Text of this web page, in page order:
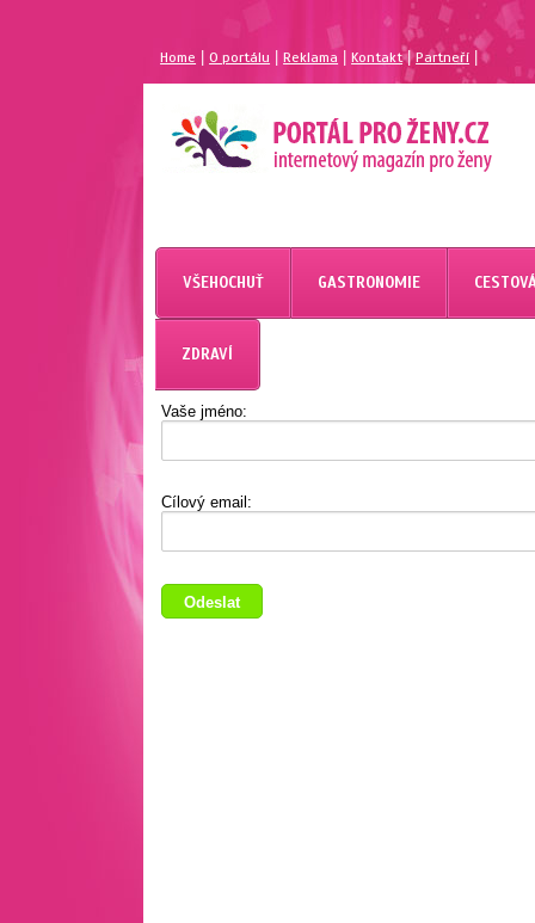
Home |O portálu Reklama Kontakt| Partneří
MAGAZÍN PRO ŽENY
PORTÁL PRO ŽENY.CZ
VŠEHOCHUŤ GASTRONOMIE
ZDRAVÍ
Vaše jméno:
Cílový email: